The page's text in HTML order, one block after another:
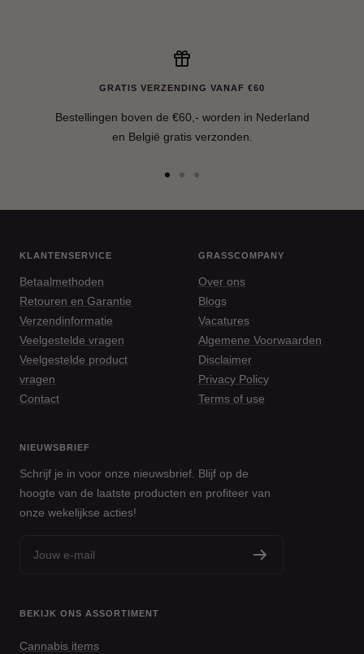
GRATIS VERZENDING VANAF €60
Bestellingen boven de €60,- worden in Nederland
en België gratis verzonden.
KLANTENSERVICE
Betaalmethoden
Retouren en Garantie
Verzendinformatie
Veelgestelde vragen
Veelgestelde product
vragen
Contact
GRASSCOMPANY
Over ons
Blogs
Vacatures
Algemene Voorwaarden
Disclaimer
Privacy Policy
Terms of use
NIEUWSBRIEF
Schrijf je in voor onze nieuwsbrief. Blijf op de
hoogte van de laatste producten en profiteer van
onze wekelijkse acties!
Jouw e-mail
BEKIJK ONS ASSORTIMENT
Cannabis items